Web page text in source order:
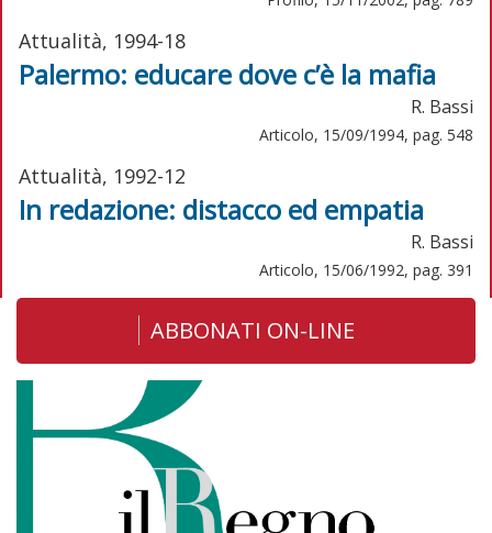
Attualità, 1994-18
Palermo: educare dove c’è la mafia
R. Bassi
Articolo, 15/09/1994, pag. 548
Attualità, 1992-12
In redazione: distacco ed empatia
R. Bassi
Articolo, 15/06/1992, pag. 391
ABBONATI ON-LINE